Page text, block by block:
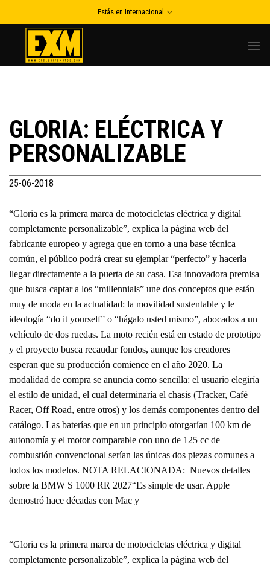
to
Estás en Internacional
GLORIA: ELÉCTRICA Y
PERSONALIZABLE
25-06-2018
“Gloria es la primera marca de motocicletas eléctrica y digital
completamente personalizable”, explica la página web del
fabricante europeo y agrega que en torno a una base técnica
común, el público podrá crear su ejemplar “perfecto” y hacerla
llegar directamente a la puerta de su casa. Esa innovadora premisa
que busca captar a los “millennials” une dos conceptos que están
muy de moda en la actualidad: la movilidad sustentable y le
ideología “do it yourself” o “hágalo usted mismo”, abocados a un
vehículo de dos ruedas. La moto recién está en estado de prototipo
y el proyecto busca recaudar fondos, aunque los creadores
esperan que su producción comience en el año 2020. La
modalidad de compra se anuncia como sencilla: el usuario elegiría
el estilo de unidad, el cual determinaría el chasis (Tracker, Café
Racer, Off Road, entre otros) y los demás componentes dentro del
catálogo. Las baterías que en un principio otorgarían 100 km de
autonomía y el motor comparable con uno de 125 cc de
combustión convencional serían las únicas dos piezas comunes a
todos los modelos. NOTA RELACIONADA: Nuevos detalles
sobre la BMW S 1000 RR 2027“Es simple de usar. Apple
demostró hace décadas con Mac y
“Gloria es la primera marca de motocicletas eléctrica y digital
completamente personalizable”, explica la página web del